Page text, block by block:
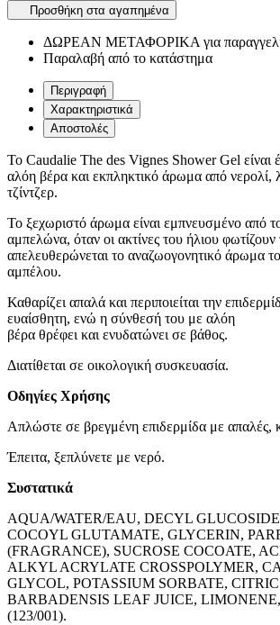
Προσθήκη στα αγαπημένα
ΔΩΡΕΑΝ ΜΕΤΑΦΟΡΙΚΑ για
Παραλαβή από το κατάστημα
Περιγραφή
Χαρακτηριστικά
Αποστολές
Το Caudalie The des Vignes Shower Gel είναι
αλόη βέρα και εκπληκτικό άρωμα από νερολί,
τζίντζερ.
Το ξεχωριστό άρωμα είναι εμπνευσμένο από
αμπελώνα, όταν οι ακτίνες του ήλιου
απελευθερώνεται το αναζωογονητικό άρωμα
αμπέλου.
Καθαρίζει απαλά και περιποιείται την
ευαίσθητη, ενώ η σύνθεσή του με αλόη
βέρα θρέφει και ενυδατώνει σε βάθος.
Διατίθεται σε οικολογική συσκευασία.
Οδηγίες Χρήσης
Απλώστε σε βρεγμένη επιδερμίδα με απαλές,
Έπειτα, ξεπλύνετε με νερό.
Συστατικά
AQUA/WATER/EAU, DECYL
COCOYL GLUTAMATE, GLYCERIN,
(FRAGRANCE), SUCROSE COCOATE,
ALKYL ACRYLATE CROSSPOLYMER,
GLYCOL, POTASSIUM SORBATE,
BARBADENSIS LEAF JUICE,
(123/001).